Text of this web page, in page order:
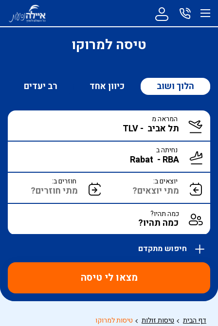
טיסה למרוקו
הלוך ושוב כיוון אחד רב יעדים
המראה מ
נחיתה ב
יוצאים ב: חוזרים ב:
כמה תהיו?
מצאו לי טיסה
אפשרויות
מוצגות
הכפתור
דף הבית טיסות זולות טיסות למרוקו